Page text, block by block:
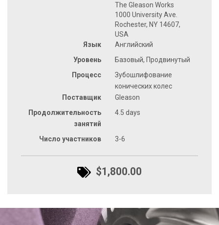
The Gleason Works
1000 University Ave.
Rochester, NY 14607,
USA
Язык
Английский
Уровень
Базовый, Продвинутый
Процесс
Зубошлифование
конических колес
Поставщик
Gleason
Продолжительность
занятий
4.5 days
Число участников 3-6
$1,800.00